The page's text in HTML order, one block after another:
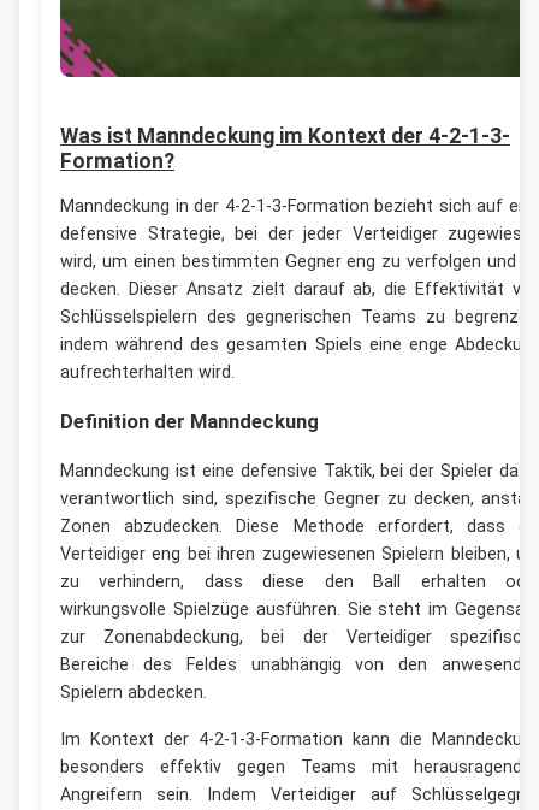
Was ist Manndeckung im Kontext der 4-2-1-3-
Formation?
Manndeckung in der 4-2-1-3-Formation bezieht sich auf
defensive Strategie, bei der jeder Verteidiger
wird, um einen bestimmten Gegner eng zu verfolgen und
decken. Dieser Ansatz zielt darauf ab, die Effektivität
Schlüsselspielern des gegnerischen Teams zu
indem während des gesamten Spiels eine enge
aufrechterhalten wird.
Definition der Manndeckung
Manndeckung ist eine defensive Taktik, bei der Spieler
verantwortlich sind, spezifische Gegner zu decken,
Zonen abzudecken. Diese Methode erfordert, dass
Verteidiger eng bei ihren zugewiesenen Spielern bleiben,
zu verhindern, dass diese den Ball erhalten
wirkungsvolle Spielzüge ausführen. Sie steht im
zur Zonenabdeckung, bei der Verteidiger
Bereiche des Feldes unabhängig von den
Spielern abdecken.
Im Kontext der 4-2-1-3-Formation kann die
besonders effektiv gegen Teams mit
Angreifern sein. Indem Verteidiger auf